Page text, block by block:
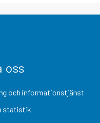
oss
och informationstjänst
statistik